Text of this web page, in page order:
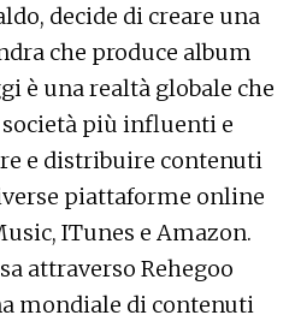
decide di creare una
che produce album
è una realtà globale che
più influenti e
e distribuire contenuti
piattaforme online
ITunes e Amazon.
attraverso Rehegoo
mondiale di contenuti